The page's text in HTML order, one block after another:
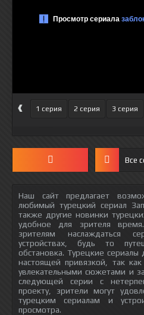
‹ 1 серия 2 серия 3 серия
Все
Наш сайт предлагает
любимый турецкий сериал
также другие новинки
удобное для зрителя
зрителям наслаждаться
устройствах, будь то
обстановка. Турецкие сериалы
настоящей привязкой, так
увлекательными сюжетами и
следующей серии с
проекту, зрители могут
турецким сериалам и
просмотра.